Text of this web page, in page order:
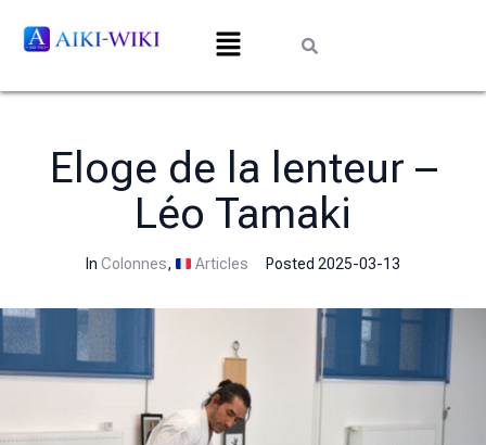
Eloge de la lenteur –
Léo Tamaki
InColonnes, Articles Posted 2025-03-13